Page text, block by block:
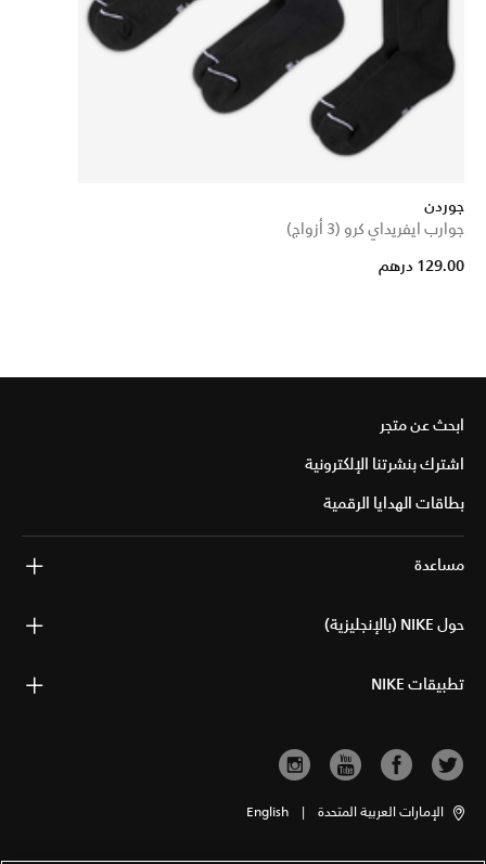
جوردن
جوارب ايفريداي كرو (3 أزواج)
129.00 درهم
ابحث عن متجر
اشترك بنشرتنا الإلكترونية
بطاقات الهدايا الرقمية
مساعدة
حول NIKE (بالإنجليزية)
تطبيقات NIKE
الإمارات العربية المتحدة |
English